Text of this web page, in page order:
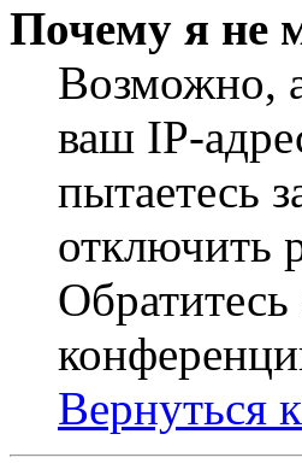
Почему я не
Возможно,
ваш IP-
пытаетесь
отключить
Вернуться